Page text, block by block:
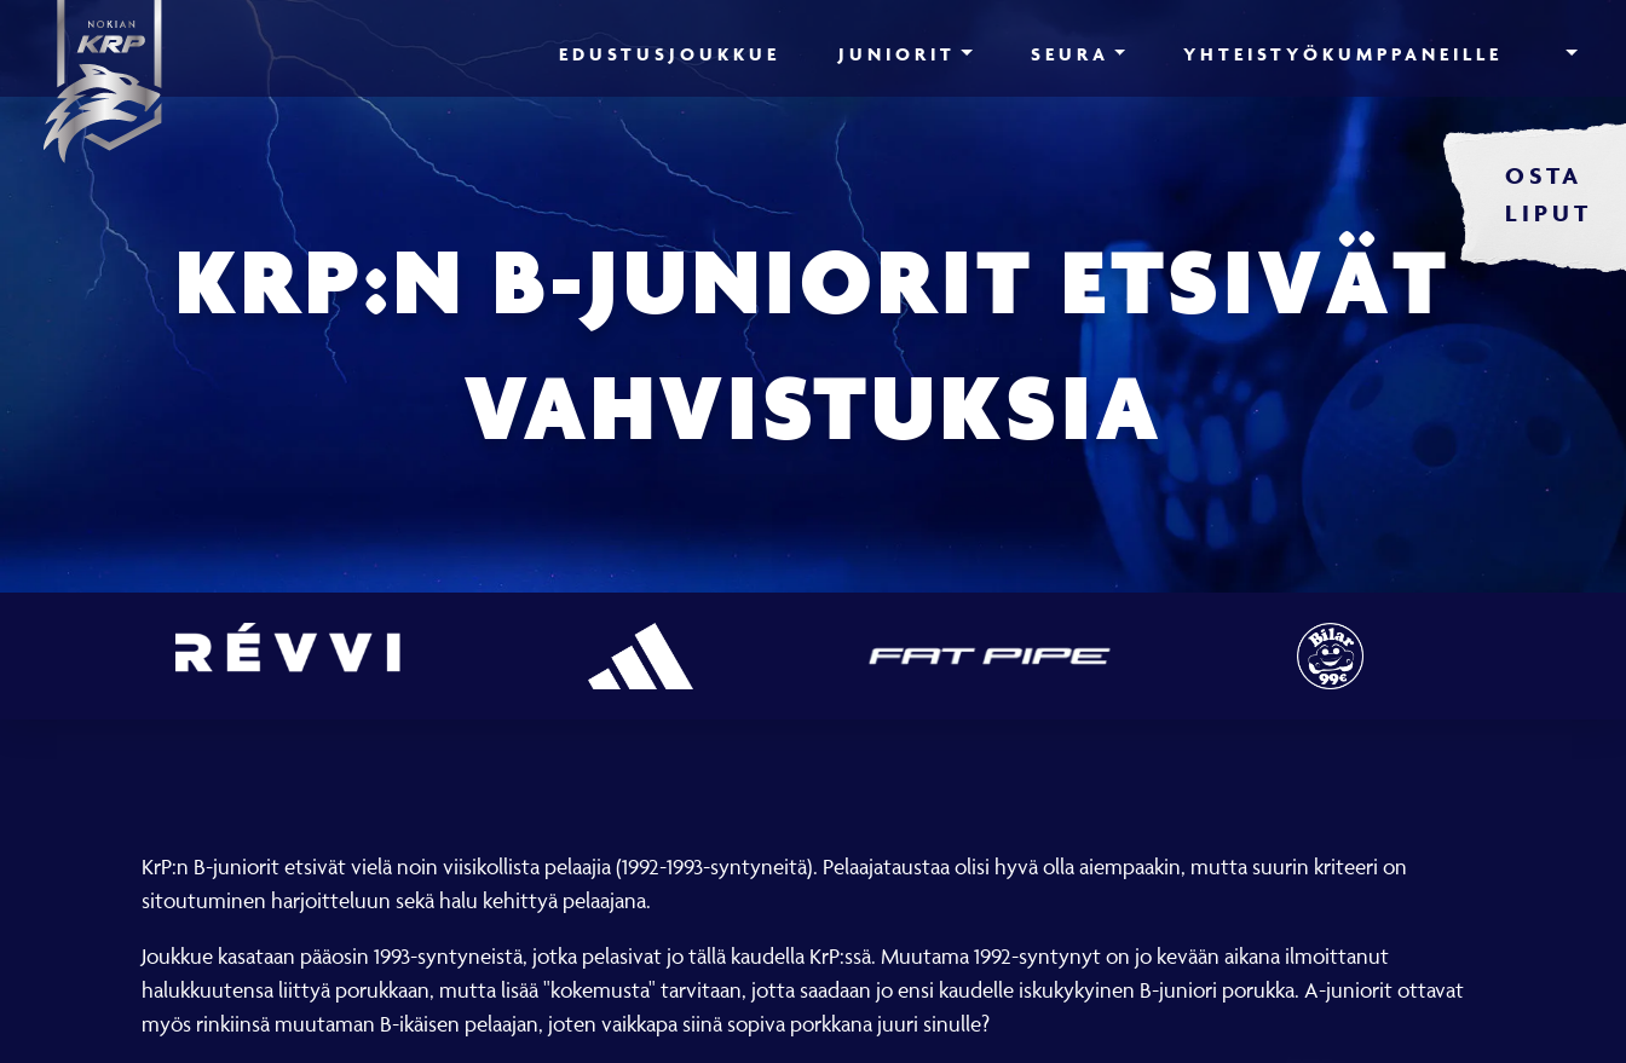
EDUSTUSJOUKKUE JUNIORIT SEURA YHTEISTYÖKUMPPANEILLE
OSTA
LIPUT
KRP:N B-JUNIORIT ETSIVÄT
VAHVISTUKSIA
KrP:n B-juniorit etsivät vielä noin viisikollista pelaajia (1992-1993-syntyneitä). Pelaajataustaa olisi hyvä olla aiempaakin, mutta suurin kriteeri on
sitoutuminen harjoitteluun sekä halu kehittyä pelaajana.
Joukkue kasataan pääosin 1993-syntyneistä, jotka pelasivat jo tällä kaudella KrP:ssä. Muutama 1992-syntynyt on jo kevään aikana ilmoittanut
halukkuutensa liittyä porukkaan, mutta lisää "kokemusta" tarvitaan, jotta saadaan jo ensi kaudelle iskukykyinen B-juniori porukka. A-juniorit ottavat
myös rinkiinsä muutaman B-ikäisen pelaajan, joten vaikkapa siinä sopiva porkkana juuri sinulle?